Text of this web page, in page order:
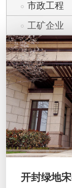
市政工程
工矿企业
开封绿地